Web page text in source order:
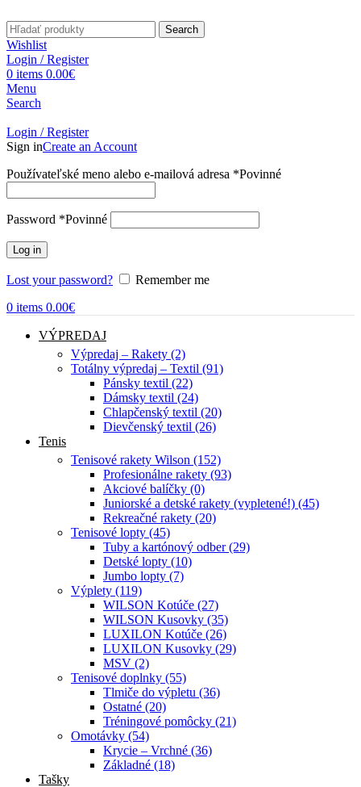
Search
Wishlist
Login / Register
0 items 0.00€
Menu
Search
Login / Register
Sign inCreate an Account
Používateľské meno alebo e-mailová adresa *Povinné
Password *Povinné
Log in
Lost your password?
Remember me
0 items 0.00€
VÝPREDAJ
Výpredaj – Rakety (2)
Totálny výpredaj – Textil (91)
Pánsky textil (22)
Dámsky textil (24)
Chlapčenský textil (20)
Dievčenský textil (26)
Tenis
Tenisové rakety Wilson (152)
Profesionálne rakety (93)
Akciové balíčky (0)
Juniorské a detské rakety (vypletené!) (45)
Rekreačné rakety (20)
Tenisové lopty (45)
Tuby a kartónový odber (29)
Detské lopty (10)
Jumbo lopty (7)
Výplety (119)
WILSON Kotúče (27)
WILSON Kusovky (35)
LUXILON Kotúče (26)
LUXILON Kusovky (29)
MSV (2)
Tenisové doplnky (55)
Tlmiče do výpletu (36)
Ostatné (20)
Tréningové pomôcky (21)
Omotávky (54)
Krycie – Vrchné (36)
Základné (18)
Tašky